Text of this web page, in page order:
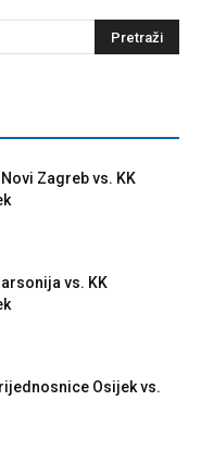
Zagreb vs. KK
vs. KK
Osijek vs.